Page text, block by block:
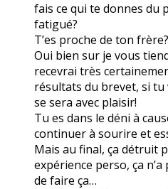
fais ce qui te donnes du
fatigué?
T’es proche de ton frère?
Oui bien sur je vous
recevrai très
résultats du brevet, si
se sera avec plaisir!
Tu es dans le déni à
continuer à sourire et
Mais au final, ça détruit
expérience perso, ça
de faire ça…